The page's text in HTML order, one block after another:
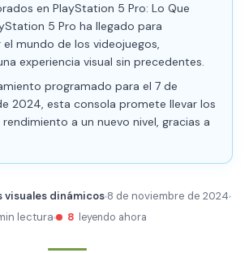
en PlayStation 5 Pro: Lo Que
5 Pro ha llegado para
mundo de los videojuegos,
experiencia visual sin precedentes.
programado para el 7 de
2024, esta consola promete llevar los
a un nuevo nivel, gracias a
dinámicos8 de noviembre de 2024
lectura
8 leyendo ahora